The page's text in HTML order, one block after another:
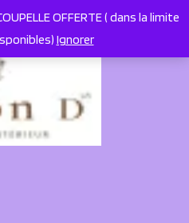
OFFERTE ( dans la limite
Ignorer